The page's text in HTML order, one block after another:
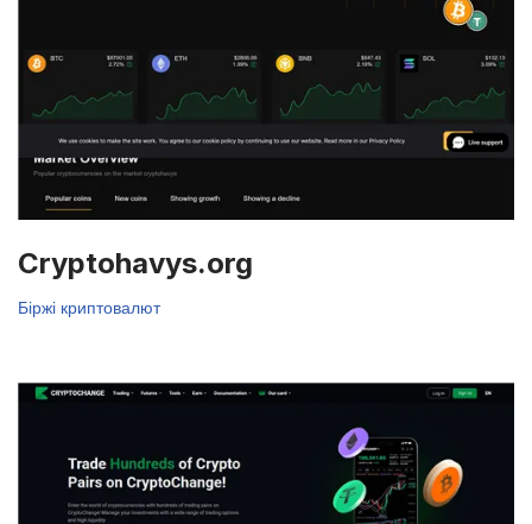
Cryptohavys.org
Біржі криптовалют